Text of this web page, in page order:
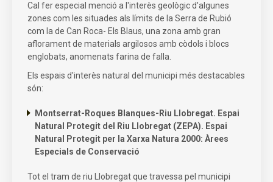
Cal fer especial menció a l'interès geològic d'algunes
zones com les situades als límits de la Serra de Rubió
com la de Can Roca- Els Blaus, una zona amb gran
aflorament de materials argilosos amb còdols i blocs
englobats, anomenats farina de falla.
Els espais d'interès natural del municipi més destacables
són:
Montserrat-Roques Blanques-Riu Llobregat. Espai
Natural Protegit del Riu Llobregat (ZEPA). Espai
Natural Protegit per la Xarxa Natura 2000: Àrees
Especials de Conservació
Tot el tram de riu Llobregat que travessa pel municipi